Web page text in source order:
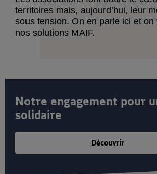
territoires mais, aujourd’hui, leur
sous tension. On en parle ici et on
nos solutions MAIF.
Notre engagement pour
solidaire
Découvrir